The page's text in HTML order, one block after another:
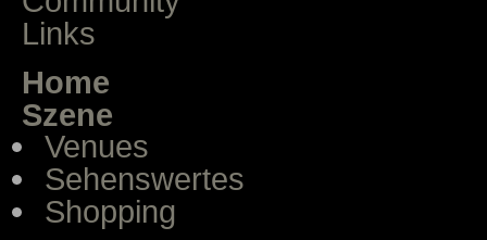
Links
Home
Szene
Venues
Sehenswertes
Shopping